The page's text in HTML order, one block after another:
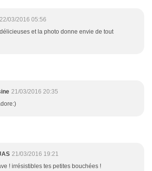
22/03/2016 05:56
et la photo donne envie de tout
21/03/2016 20:35
21/03/2016 19:21
! irrésistibles tes petites bouchées !